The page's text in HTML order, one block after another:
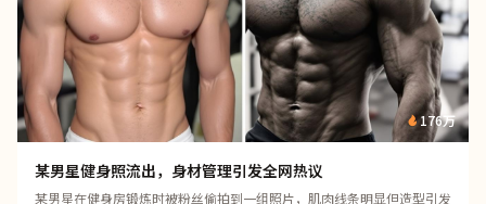
176万
某男星健身照流出，身材管理引发全网热议
某男星在健身房锻炼时被粉丝偷拍到一组照片，肌肉线条明显但造型引发